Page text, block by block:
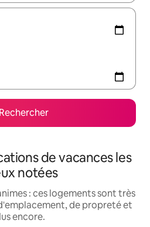
Rechercher
de vacances les
notées
: ces logements sont très
de propreté et
encore.